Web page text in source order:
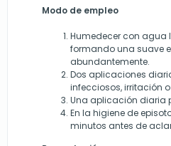
Modo de empleo
Humedecer con agua
formando una suave
abundantemente.
Dos aplicaciones
infecciosos, irritación
Una aplicación diaria
En la higiene de
minutos antes de